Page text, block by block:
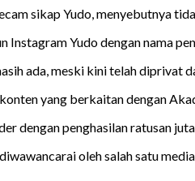
sikap Yudo, menyebutnya
Instagram Yudo dengan nama
ada, meski kini telah diprivat
yang berkaitan dengan
dengan penghasilan ratusan
oleh salah satu